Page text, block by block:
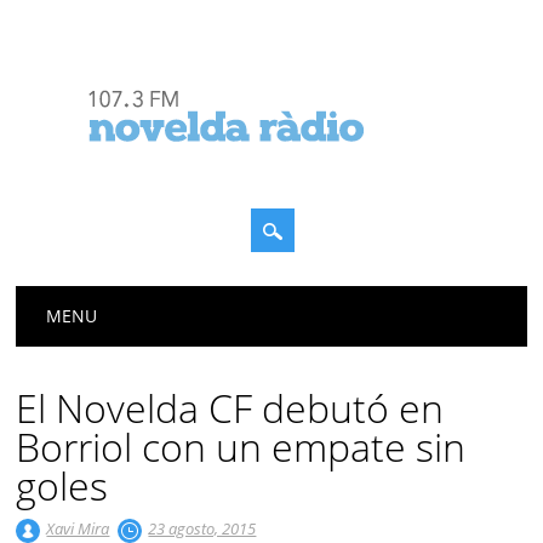
Menú principal
MENU
El Novelda CF debutó en
Borriol con un empate sin
goles
Xavi Mira 23 agosto, 2015